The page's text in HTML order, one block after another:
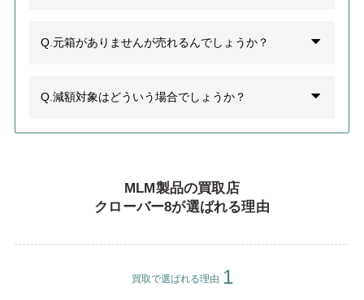
Q.元箱がありませんが売れるんでしょうか？
Q.減額対象はどういう場合でしょうか？
MLM製品の買取店
クローバー8が選ばれる理由
買取で選ばれる理由